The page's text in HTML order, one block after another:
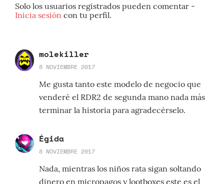
Solo los usuarios registrados pueden comentar -
Inicia sesión con tu perfil.
molekiller
8 NOVIEMBRE 2017
Me gusta tanto este modelo de negocio que
venderé el RDR2 de segunda mano nada más
terminar la historia para agradecérselo.
Égida
8 NOVIEMBRE 2017
Nada, mientras los niños rata sigan soltando
dinero en micropagos y lootboxes este es el